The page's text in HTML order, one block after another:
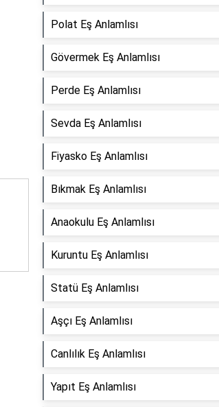
Polat Eş Anlamlısı
Gövermek Eş Anlamlısı
Perde Eş Anlamlısı
Sevda Eş Anlamlısı
Fiyasko Eş Anlamlısı
Bıkmak Eş Anlamlısı
Anaokulu Eş Anlamlısı
Kuruntu Eş Anlamlısı
Statü Eş Anlamlısı
Aşçı Eş Anlamlısı
Canlılık Eş Anlamlısı
Yapıt Eş Anlamlısı